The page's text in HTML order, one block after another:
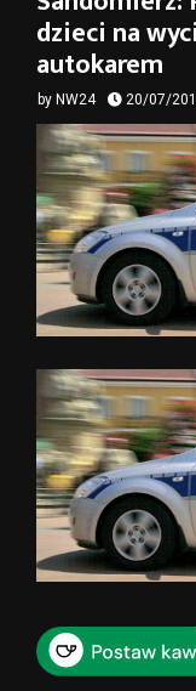
dzieci na
autokarem
by NW24 20/07/